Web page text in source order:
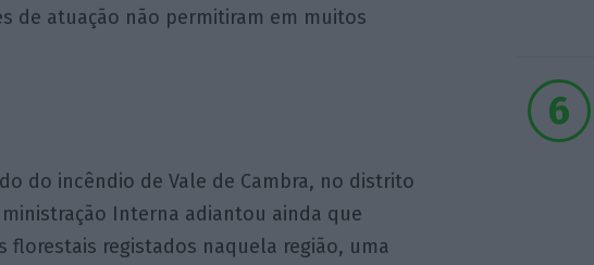
de atuação não permitiram em muitos
do incêndio de Vale de Cambra, no distrito
Interna adiantou ainda que
florestais registados naquela região, uma